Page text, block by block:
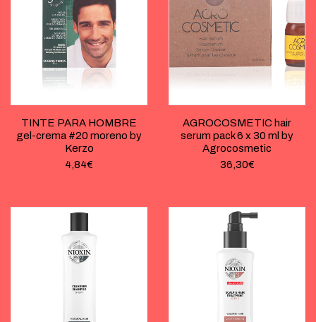
TINTE PARA HOMBRE
gel-crema #20 moreno by
Kerzo
4,84€
AGROCOSMETIC hair
serum pack 6 x 30 ml by
Agrocosmetic
36,30€